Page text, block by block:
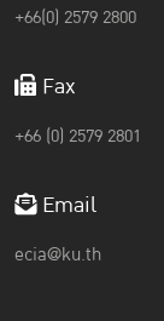
+66(0) 2579 2800
Fax
+66 (0) 2579 2801
Email
ecia@ku.th